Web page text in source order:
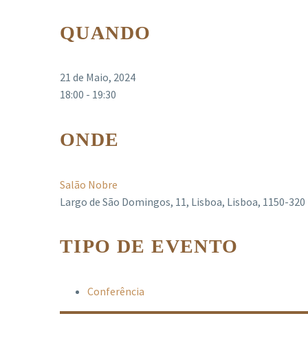
QUANDO
21 de Maio, 2024
18:00 - 19:30
ONDE
Salão Nobre
Largo de São Domingos, 11, Lisboa, Lisboa, 1150-320
TIPO DE EVENTO
Conferência